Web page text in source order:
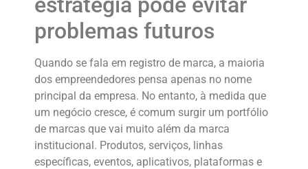
problemas futuros
Quando se fala em registro de marca, a maioria
dos empreendedores pensa apenas no nome
principal da empresa. No entanto, à medida que
um negócio cresce, é comum surgir um portfólio
de marcas que vai muito além da marca
institucional. Produtos, serviços, linhas
específicas, eventos, aplicativos, plataformas e